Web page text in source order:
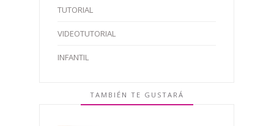
TUTORIAL
VIDEOTUTORIAL
INFANTIL
TAMBIÉN TE GUSTARÁ